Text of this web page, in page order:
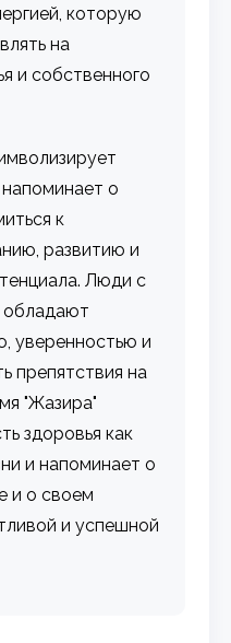
которую
на
и собственного
о
к
развитию и
Люди с
обладают
уверенностью и
препятствия на
"Жазира"
здоровья как
и напоминает о
и о своем
и успешной